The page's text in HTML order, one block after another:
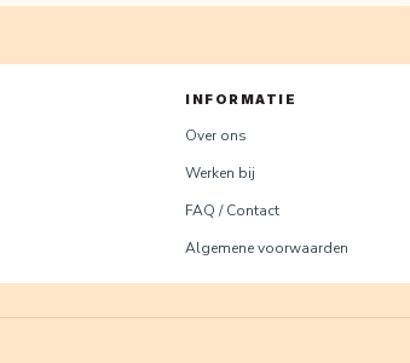
INFORMATIE
Over ons
Werken bij
FAQ / Contact
Algemene voorwaarden